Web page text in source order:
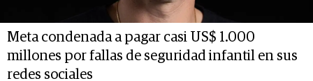
Meta condenada a pagar casi US$ 1.000
millones por fallas de seguridad infantil en sus
redes sociales